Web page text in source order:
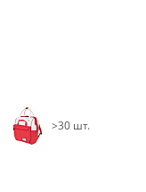
>30 шт.